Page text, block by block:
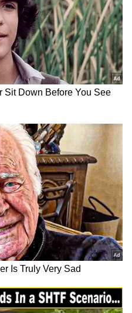
Yash Toxic Trailer Launch:
ಯಶ್ ಸಿನಿಮಾ 'ಟಾಕ್ಸಿಕ್' ಟ್ರೇಲರ್‌
ಲಾಂಚ್‌- ಬೆಂಗಳೂರಿಗೆ ಬಂದಿಳಿದ
ಚೆಲುವೆ ಹುಮಾ ಖುರೇಷಿ!
ಎಲ್ಲಿಂದ ಎಲ್ಲಿಗೆ ಲಿಂಕ್? 'ಕೇಸರಿ